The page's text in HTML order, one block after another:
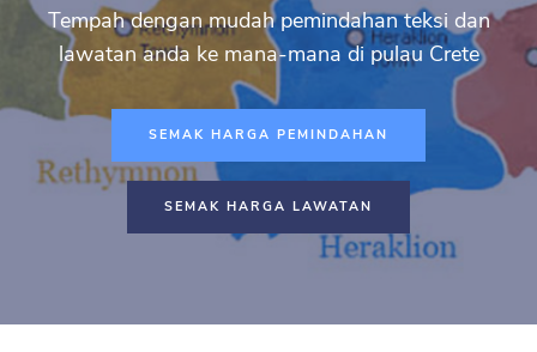
Tempah dengan mudah pemindahan teksi dan
lawatan anda ke mana-mana di pulau Crete
SEMAK HARGA PEMINDAHAN
SEMAK HARGA LAWATAN